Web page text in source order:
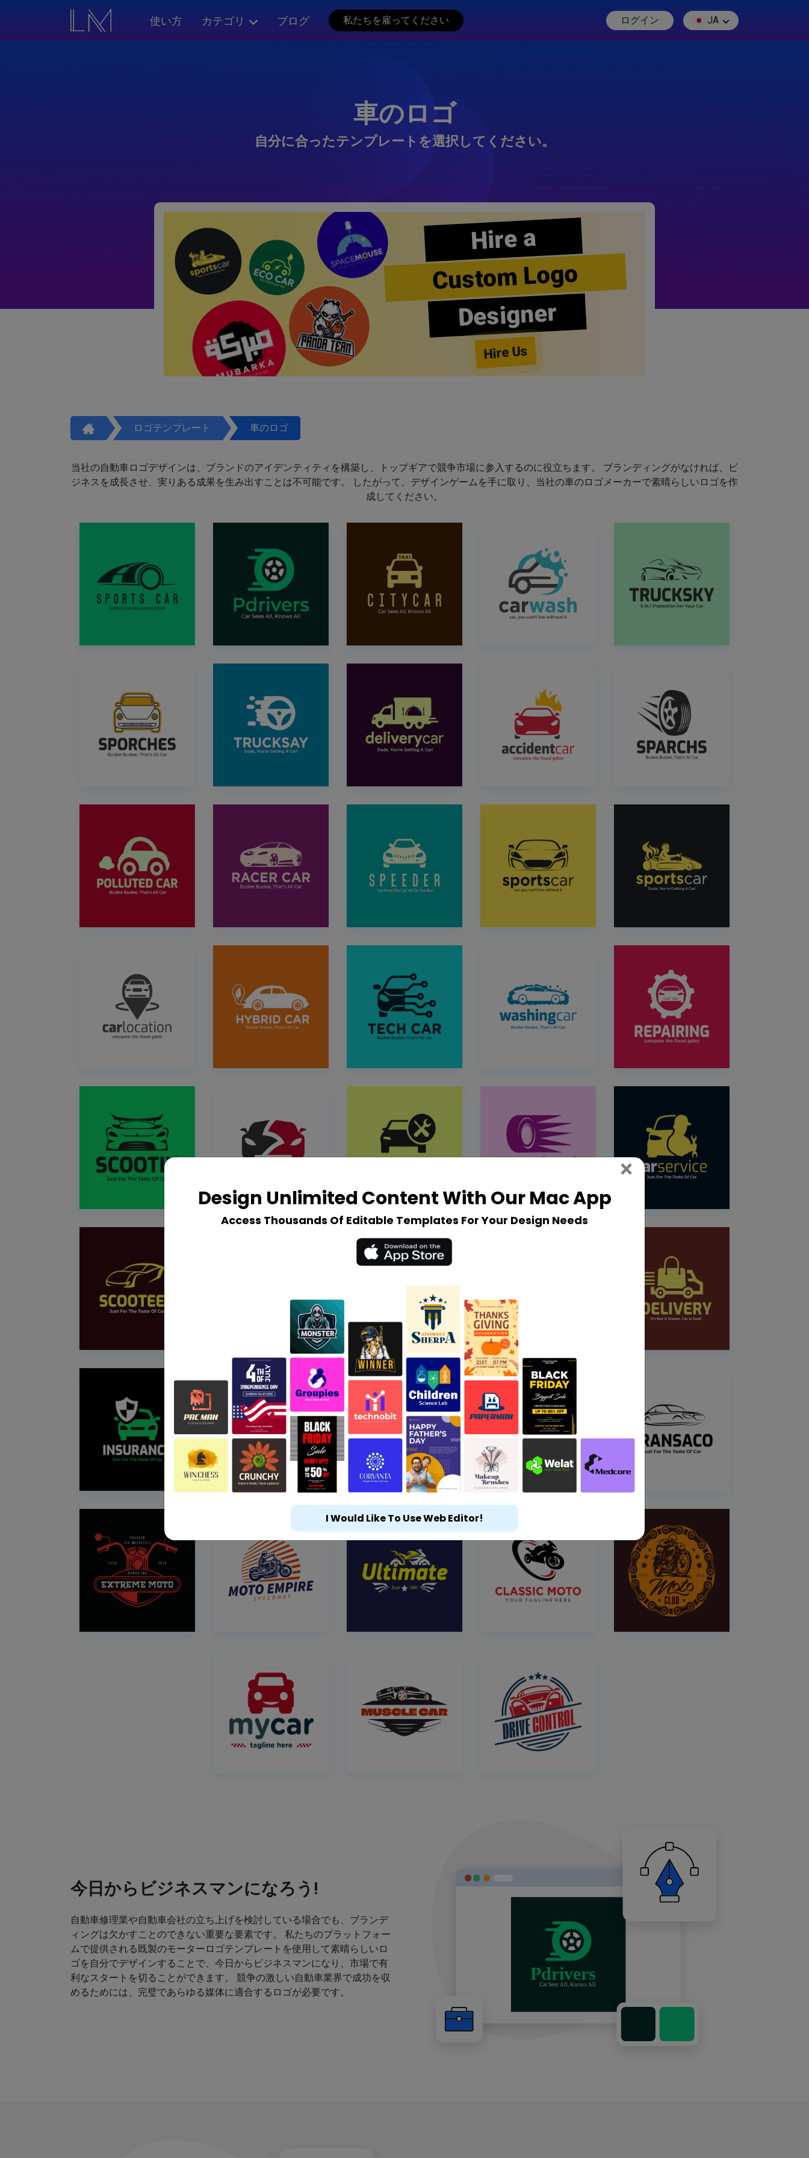
使い方 カテゴリ ブログ 私たちを雇ってください ログイン JA
車のロゴ
自分に合ったテンプレートを選択してください。
Hire a
Custom Logo
Designer
Hire Us
ロゴテンプレート 車のロゴ
当社の自動車ロゴデザインは、ブランドのアイデンティティを構築し、トップギアで競争市場に参入するのに役立ちます。 ブランディングがなければ、ビ
ジネスを成長させ、実りある成果を生み出すことは不可能です。 したがって、デザインゲームを手に取り、当社の車のロゴメーカーで素晴らしいロゴを作
成してください。
今日からビジネスマンになろう!
自動車修理業や自動車会社の立ち上げを検討している場合でも、ブランデ
ィングは欠かすことのできない重要な要素です。 私たちのプラットフォー
ムで提供される既製のモーターロゴテンプレートを使用して素晴らしいロ
ゴを自分でデザインすることで、今日からビジネスマンになり、市場で有
利なスタートを切ることができます。 競争の激しい自動車業界で成功を収
めるためには、完璧であらゆる媒体に適合するロゴが必要です。
Design Unlimited Content With Our Mac App
Access Thousands Of Editable Templates For Your Design Needs
× Close
I Would Like To Use Web Editor!